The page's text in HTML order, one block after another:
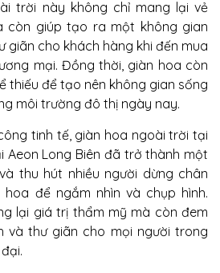
trời này không chỉ mang lại vẻ
còn giúp tạo ra một không gian
giãn cho khách hàng khi đến mua
mại. Đồng thời, giàn hoa còn
thiếu để tạo nên không gian sống
môi trường đô thị ngày nay.
tinh tế, giàn hoa ngoài trời tại
Aeon Long Biên đã trở thành một
thu hút nhiều người dừng chân
để ngắm nhìn và chụp hình.
lại giá trị thẩm mỹ mà còn đem
và thư giãn cho mọi người trong